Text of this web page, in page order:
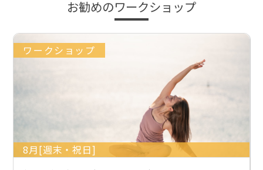
お勧めのワークショップ
ワークショップ
8月[週末・祝日]